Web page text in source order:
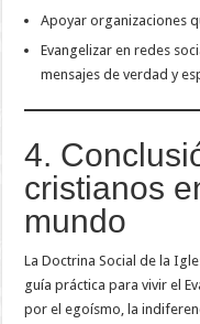
Apoyar organizaciones
Evangelizar en redes
mensajes de verdad y
4.
cristianos
mundo
La Doctrina Social de la
guía práctica para vivir el
por el egoísmo, la